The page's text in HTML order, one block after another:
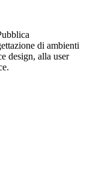
di ambienti
design, alla user